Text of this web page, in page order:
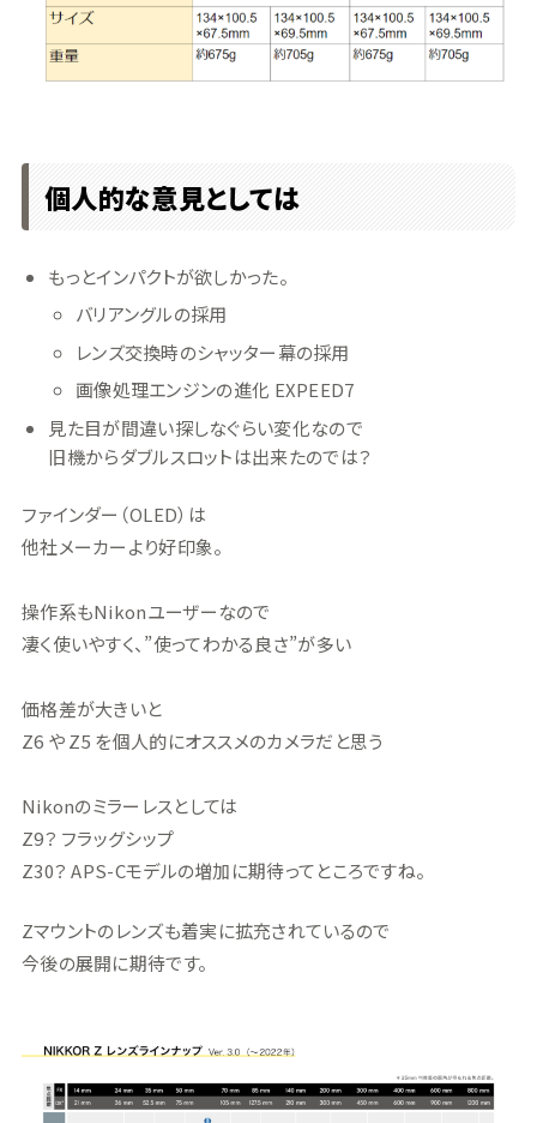
個人的な意見としては
もっとインパクトが欲しかった。
バリアングルの採用
レンズ交換時のシャッター幕の採用
画像処理エンジンの進化 EXPEED7
見た目が間違い探しなぐらい変化なので
旧機からダブルスロットは出来たのでは？
ファインダー（OLED）は
他社メーカーより好印象。
操作系もNikonユーザーなので
凄く使いやすく、”使ってわかる良さ”が多い
価格差が大きいと
Z6 や Z5 を個人的にオススメのカメラだと思う
Nikonのミラーレスとしては
Z9？ フラッグシップ
Z30？ APS-Cモデルの増加に期待ってところですね。
Zマウントのレンズも着実に拡充されているので
今後の展開に期待です。